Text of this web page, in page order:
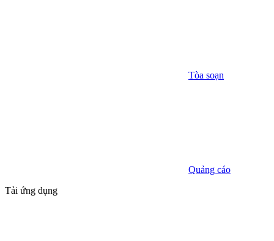
Tòa soạn
Quảng cáo
Tải ứng dụng